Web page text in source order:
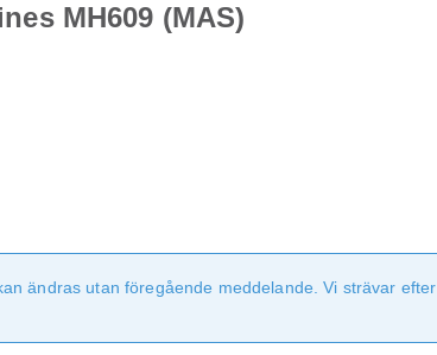
MH609 (MAS)
ändras utan föregående meddelande. Vi strävar efter